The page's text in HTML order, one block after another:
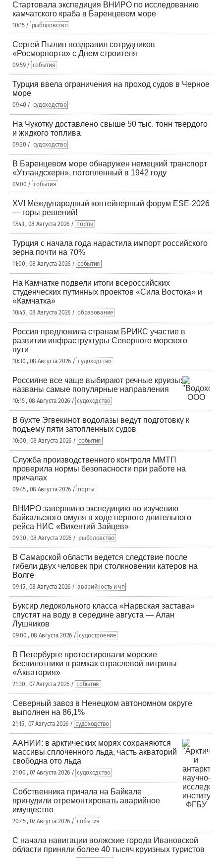
Стартовала экспедиция ВНИРО по исследованию
камчатского краба в Баренцевом море
10:15 / рыболовство
Сергей Пылин поздравил сотрудников
«Росморпорта» с Днем строителя
09:59 / события
Турция ввела ограничения на проход судов в Черное
море
09:40 / судоходство
На Чукотку доставлено свыше 50 тыс. тонн твердого
и жидкого топлива
09:20 / судоходство
В Баренцевом море обнаружен немецкий транспорт
«Утландсхерн», потопленный в 1942 году
09:00 / события
XVI Международный контейнерный форум ESE-2026
— горы решений!
17:43 , 08 Августа 2026 / порты
Турция с начала года нарастила импорт российского
зерна почти на 70%
11:00 , 08 Августа 2026 / события
На Камчатке подвели итоги всероссийских
студенческих путинных проектов «Сила Востока» и
«Камчатка»
10:45 , 08 Августа 2026 / образование
Россия предложила странам БРИКС участие в
развитии инфраструктуры Северного морского
пути
10:30 , 08 Августа 2026 / судоходство
Россияне все чаще выбирают речные круизы:
названы самые популярные направления
10:15 , 08 Августа 2026 / судоходство
В бухте Эгвекинот водолазы ведут подготовку к
подъему пяти затопленных судов
10:00 , 08 Августа 2026 / события
Служба производственного контроля ММТП
проверила нормы безопасности при работе на
причалах
09:45 , 08 Августа 2026 / порты
ВНИРО завершило экспедицию по изучению
байкальского омуля в ходе первого длительного
рейса НИС «Викентий Зайцев»
09:30 , 08 Августа 2026 / рыболовство
В Самарской области ведется следствие после
гибели двух человек при столкновении катеров на
Волге
09:15 , 08 Августа 2026 / аварийность и чп
Буксир ледокольного класса «Нарвская застава»
спустят на воду в середине августа — Алан
Лушников
09:00 , 08 Августа 2026 / судостроение
В Петербурге протестировали морские
беспилотники в рамках отраслевой витрины
«Акватория»
21:30 , 07 Августа 2026 / события
Северный завоз в Ненецком автономном округе
выполнен на 86,1%
21:15 , 07 Августа 2026 / судоходство
ААНИИ: в арктических морях сохраняются
массивы сплоченного льда, часть акваторий
свободна ото льда
21:00 , 07 Августа 2026 / судоходство
Собственника причала на Байкале
принудили отремонтировать аварийное
имущество
20:45 , 07 Августа 2026 / события
С начала навигации волжские города Ивановской
области приняли более 40 тысяч круизных туристов